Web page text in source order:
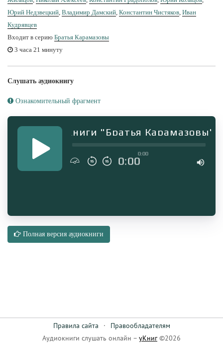
Юрий Недзвецкий Владимир Дамский Константин Чистяков Иван
Кудрявцев
Входит в серию Братья Карамазовы
3 часа 21 минуту
Слушать аудиокнигу
Ознакомительный фрагмент
аудиокниги "Братья Карамазовы"
0:00
0:00
Полная версия аудиокниги
Правила сайта ·
Правообладателям
Аудиокниги слушать онлайн – уКниг©2026